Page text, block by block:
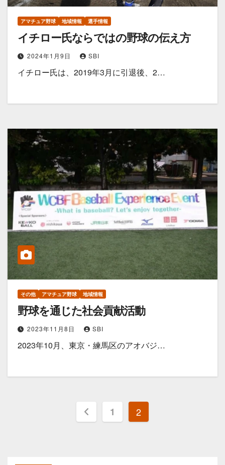
アマチュア野球 地域情報 選手情報
イチロー氏ならではの野球の伝え方
2024年1月9日 SBI
イチロー氏は、2019年3月に引退後、2…
その他 アマチュア野球 地域情報
野球を通じた社会貢献活動
2023年11月8日 SBI
2023年10月、東京・練馬区のアオバジ…
投
1 2